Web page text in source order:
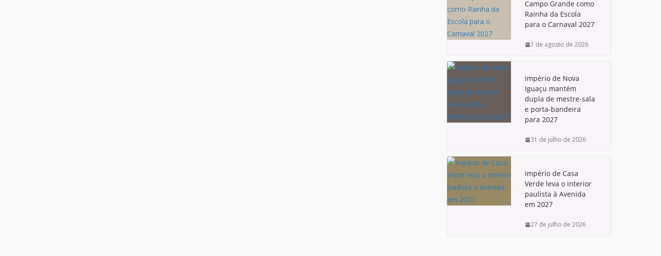
Campo Grande como
Rainha da Escola
para o Carnaval 2027
1 de agosto de 2026
Império de Nova
Iguaçu mantém
dupla de mestre-sala
e porta-bandeira
para 2027
31 de julho de 2026
Império de Casa
Verde leva o interior
paulista à Avenida
em 2027
27 de julho de 2026